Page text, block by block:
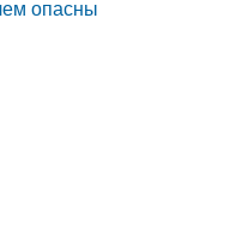
опасны